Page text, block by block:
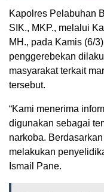
Kapolres Pelabuhan
SIK., MKP., melalui
MH., pada Kamis (6/
penggerebekan
masyarakat terkait
tersebut.
“Kami menerima
digunakan sebagai
narkoba.
melakukan
Ismail Pane.